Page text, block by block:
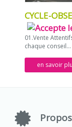
CYCLE-
01.Vente
chaque conseil...
en savoir